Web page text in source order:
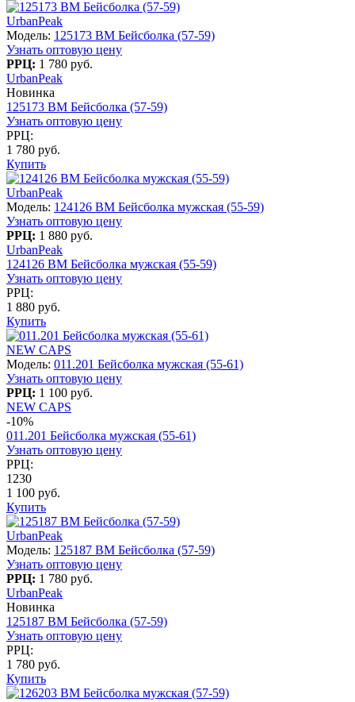
UrbanPeak
Модель: 125173 BM Бейсболка (57-59)
Узнать оптовую цену
РРЦ: 1 780 руб.
UrbanPeak
Новинка
125173 BM Бейсболка (57-59)
Узнать оптовую цену
РРЦ:
1 780 руб.
Купить
UrbanPeak
Модель: 124126 BM Бейсболка мужская (55-59)
Узнать оптовую цену
РРЦ: 1 880 руб.
UrbanPeak
124126 BM Бейсболка мужская (55-59)
Узнать оптовую цену
РРЦ:
1 880 руб.
Купить
NEW CAPS
Модель: 011.201 Бейсболка мужская (55-61)
Узнать оптовую цену
РРЦ: 1 100 руб.
NEW CAPS
-10%
011.201 Бейсболка мужская (55-61)
Узнать оптовую цену
РРЦ:
1230
1 100 руб.
Купить
UrbanPeak
Модель: 125187 BM Бейсболка (57-59)
Узнать оптовую цену
РРЦ: 1 780 руб.
UrbanPeak
Новинка
125187 BM Бейсболка (57-59)
Узнать оптовую цену
РРЦ:
1 780 руб.
Купить